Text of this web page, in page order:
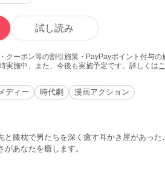
試し読み
クーポン等の割引施策・PayPayポイント付与
実施中、また、今後も実施予定です。詳しくは
ディー 時代劇 漫画アクション
と膝枕で男たちを深く癒す耳かき屋があっ
あなたを癒します。